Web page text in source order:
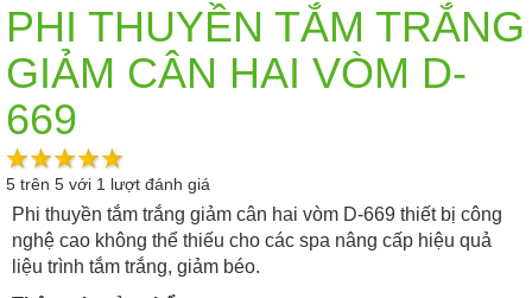
PHI THUYỀN TẮM TRẮNG
GIẢM CÂN HAI VÒM D-
669
5 trên 5 với 1 lượt đánh giá
Phi thuyền tắm trắng giảm cân hai vòm D-669 thiết bị công
nghệ cao không thể thiếu cho các spa nâng cấp hiệu quả
liệu trình tắm trắng, giảm béo.